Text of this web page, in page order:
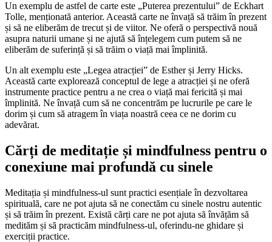
Un exemplu de astfel de carte este „Puterea prezentului” de Eckhart
Tolle, menționată anterior. Această carte ne învață să trăim în prezent
și să ne eliberăm de trecut și de viitor. Ne oferă o perspectivă nouă
asupra naturii umane și ne ajută să înțelegem cum putem să ne
eliberăm de suferință și să trăim o viață mai împlinită.
Un alt exemplu este „Legea atracției” de Esther și Jerry Hicks.
Această carte explorează conceptul de lege a atracției și ne oferă
instrumente practice pentru a ne crea o viață mai fericită și mai
împlinită. Ne învață cum să ne concentrăm pe lucrurile pe care le
dorim și cum să atragem în viața noastră ceea ce ne dorim cu
adevărat.
Cărți de meditație și mindfulness pentru o
conexiune mai profundă cu sinele
Meditația și mindfulness-ul sunt practici esențiale în dezvoltarea
spirituală, care ne pot ajuta să ne conectăm cu sinele nostru autentic
și să trăim în prezent. Există cărți care ne pot ajuta să învățăm să
medităm și să practicăm mindfulness-ul, oferindu-ne ghidare și
exerciții practice.